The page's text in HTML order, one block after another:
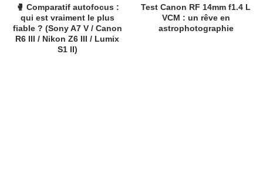
🥊 Comparatif autofocus :
qui est vraiment le plus
fiable ? (Sony A7 V / Canon
R6 III / Nikon Z6 III / Lumix
S1 II)
Test Canon RF 14mm f1.4 L
VCM : un rêve en
astrophotographie